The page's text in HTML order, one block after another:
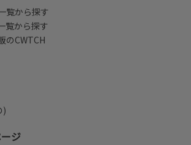
覧から探す
覧から探す
のCWTCH
)
ジ